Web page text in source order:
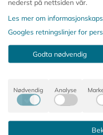
nederst på nettsiden vår.
Les mer om
Googles retningslinjer for
Godta nødvendig
Nødvendig Analyse